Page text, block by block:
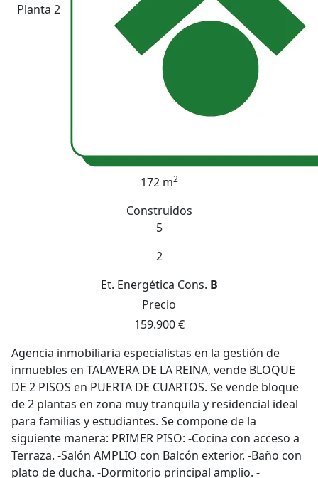
Planta 2
172 m2
Construidos
5
2
Et. Energética Cons. B
Precio
159.900 €
Agencia inmobiliaria especialistas en la gestión de
inmuebles en TALAVERA DE LA REINA, vende BLOQUE
DE 2 PISOS en PUERTA DE CUARTOS. Se vende bloque
de 2 plantas en zona muy tranquila y residencial ideal
para familias y estudiantes. Se compone de la
siguiente manera: PRIMER PISO: -Cocina con acceso a
Terraza. -Salón AMPLIO con Balcón exterior. -Baño con
plato de ducha. -Dormitorio principal amplio. -